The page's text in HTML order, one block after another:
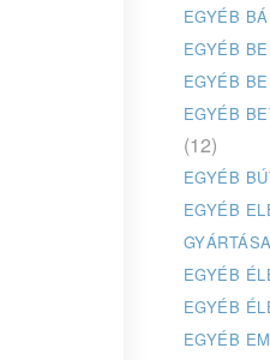
EGYÉB
EGYÉB
EGYÉB
EGYÉB
(12)
EGYÉB
EGYÉB
GYÁRTÁSA
EGYÉB
EGYÉB
EGYÉB